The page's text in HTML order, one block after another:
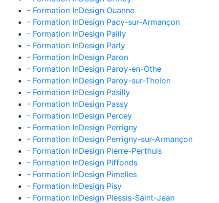
- Formation InDesign Ouanne
- Formation InDesign Pacy-sur-Armançon
- Formation InDesign Pailly
- Formation InDesign Parly
- Formation InDesign Paron
- Formation InDesign Paroy-en-Othe
- Formation InDesign Paroy-sur-Tholon
- Formation InDesign Pasilly
- Formation InDesign Passy
- Formation InDesign Percey
- Formation InDesign Perrigny
- Formation InDesign Perrigny-sur-Armançon
- Formation InDesign Pierre-Perthuis
- Formation InDesign Piffonds
- Formation InDesign Pimelles
- Formation InDesign Pisy
- Formation InDesign Plessis-Saint-Jean